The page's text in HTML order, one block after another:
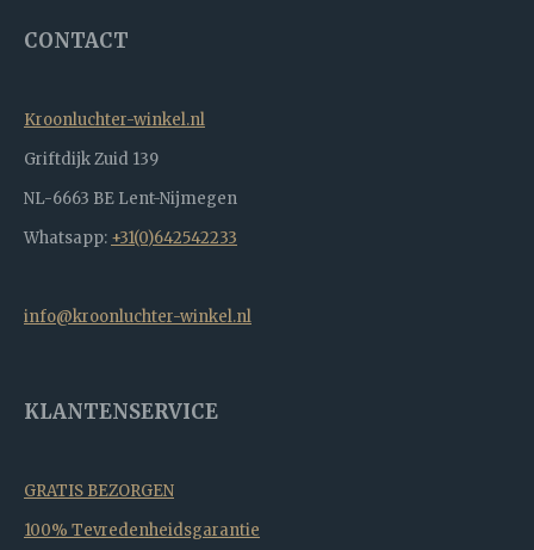
CONTACT
Kroonluchter-winkel.nl
Griftdijk Zuid 139
NL-6663 BE Lent-Nijmegen
Whatsapp: +31(0)642542233
info@kroonluchter-winkel.nl
KLANTENSERVICE
GRATIS BEZORGEN
100% Tevredenheidsgarantie